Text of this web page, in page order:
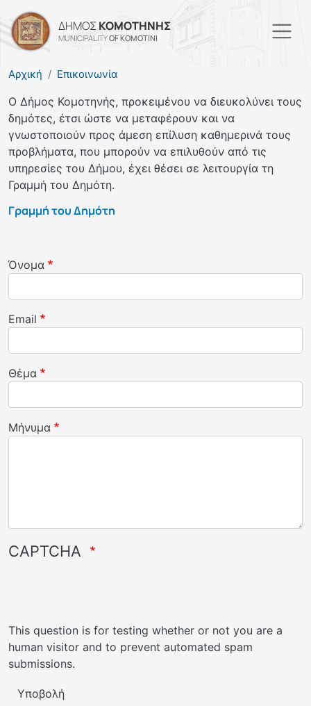
Παράκαμψη προς το
ΔΗΜΟΣΚΟΜΟΤΗΝΗΣ
MUNICIPALITYOF KOMOTINI
Αρχική Επικοινωνία
Ο Δήμος Κομοτηνής, προκειμένου να διευκολύνει τους
δημότες, έτσι ώστε να μεταφέρουν και να
γνωστοποιούν προς άμεση επίλυση καθημερινά τους
προβλήματα, που μπορούν να επιλυθούν από τις
υπηρεσίες του Δήμου, έχει θέσει σε λειτουργία τη
Γραμμή του Δημότη.
Γραμμή του Δημότη
Όνομα
Email
Θέμα
Μήνυμα
CAPTCHA
This question is for testing whether or not you are a
human visitor and to prevent automated spam
submissions.
Υποβολή